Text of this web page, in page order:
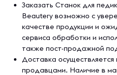
Заказать Станок для
Beautery возможно с
качестве продукции и
сервиса обработки и
также пост-продажной
Доставка
продавцами. Наличие в